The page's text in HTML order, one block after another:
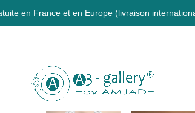
en Europe (livraison internationale).